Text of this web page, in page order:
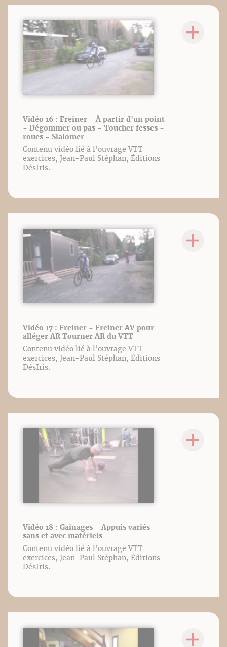
Vidéo 16 : Freiner - À partir d'un point
- Dégommer ou pas - Toucher fesses -
roues - Slalomer
Contenu vidéo lié à l’ouvrage VTT
exercices, Jean-Paul Stéphan, Éditions
DésIris.
Vidéo 17 : Freiner - Freiner AV pour
alléger AR Tourner AR du VTT
Contenu vidéo lié à l’ouvrage VTT
exercices, Jean-Paul Stéphan, Éditions
DésIris.
Vidéo 18 : Gainages - Appuis variés
sans et avec matériels
Contenu vidéo lié à l’ouvrage VTT
exercices, Jean-Paul Stéphan, Éditions
DésIris.